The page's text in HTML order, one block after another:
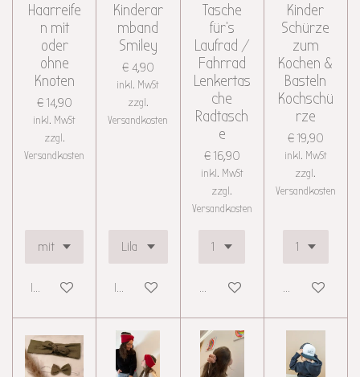
Haarreife
n mit
oder
ohne
Knoten
€ 14,90
inkl. MwSt
zzgl.
Versandkosten
In den Warenkorb
Kinderar
mband
Smiley
€ 4,90
inkl. MwSt
zzgl.
Versandkosten
In den Warenkorb
Tasche
für's
Laufrad /
Fahrrad
Lenkertas
che
Radtasch
e
€ 16,90
inkl. MwSt
zzgl.
Versandkosten
Details anzeigen
Kinder
Schürze
zum
Kochen &
Basteln
Kochschü
rze
€ 19,90
inkl. MwSt
zzgl.
Versandkosten
Details anzeigen